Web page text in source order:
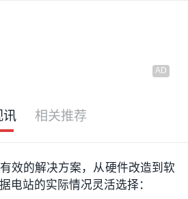
讯 相关推荐
效的解决方案，从硬件改造到软
电站的实际情况灵活选择：